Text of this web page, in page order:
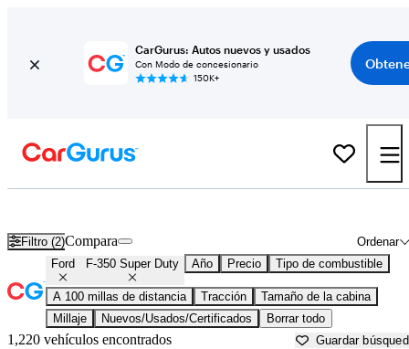
CarGurus: Autos nuevos y usados
Con Modo de concesionario
150K+
Filtro (2) Ordenar
Compara
Ford F-350 Super Duty Año Precio Tipo de combustible
A 100 millas de distancia Tracción
Tamaño de la cabina
Millaje
Nuevos/Usados/Certificados Borrar todo
1,220 vehículos encontrados Guardar